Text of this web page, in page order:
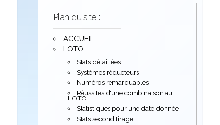
Plan du site :
ACCUEIL
LOTO
Stats détaillées
Systèmes réducteurs
Numéros remarquables
Réussites d'une combinaison au
LOTO
Statistiques pour une date donnée
Stats second tirage